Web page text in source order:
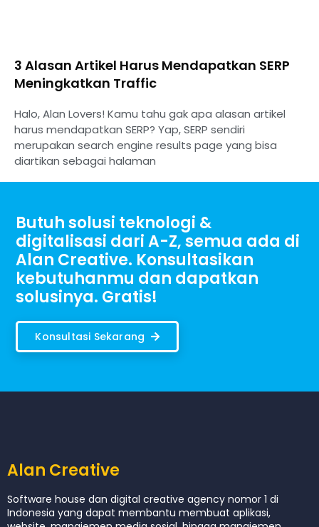
3 Alasan Artikel Harus Mendapatkan SERP
Meningkatkan Traffic
Halo, Alan Lovers! Kamu tahu gak apa alasan artikel
harus mendapatkan SERP? Yap, SERP sendiri
merupakan search engine results page yang bisa
diartikan sebagai halaman
Butuh solusi teknologi &
digitalisasi dari A-Z, semua ada di
Alan Creative. Konsultasikan
kebutuhanmu dan dapatkan
solusinya. Gratis!
Konsultasi Sekarang
Alan Creative
Software house dan digital creative agency nomor 1 di
Indonesia yang dapat membantu membuat aplikasi,